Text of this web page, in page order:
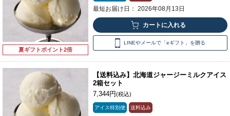
夏ギフトポイント2倍
最短お届け日： 2026年08月13日
LINEやメールで「eギフト」を贈る
【送料込み】北海道ジャージーミルクアイス
2箱セット
7,344円(税込)
アイス特別便 送料込み